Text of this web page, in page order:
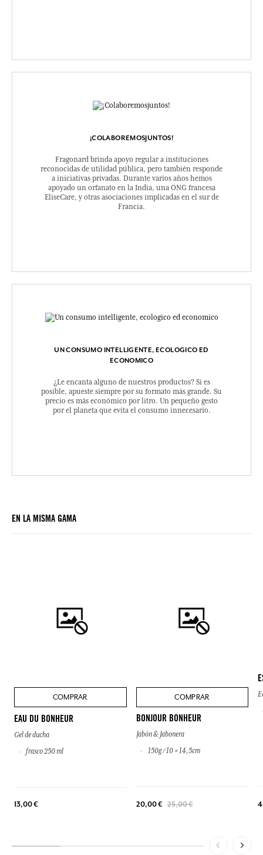
¡COLABOREMOSJUNTOS!
Fragonard brinda apoyo regular a instituciones
reconocidas de utilidad pública, pero también responde
a iniciativas privadas. Durante varios años hemos
apoyado un orfanato en la India, una ONG francesa
EliseCare, y otras asociaciones implicadas en el sur de
Francia.
UN CONSUMO INTELLIGENTE, ECOLOGICO ED
ECONOMICO
¿Le encanta alguno de nuestros productos? Si es
posible, apueste siempre por su formato más grande. Su
precio es más económico por litro. Un pequeño gesto
por el planeta que evita el consumo innecesario.
EN LA MISMA GAMA
COMPRAR
EAU DU BONHEUR
Gel de ducha
frasco 250 ml
13,00 €
COMPRAR
BONJOUR BONHEUR
Jabón & Jabonera
150g / 10 × 14,5cm
20,00 € 25,00 €